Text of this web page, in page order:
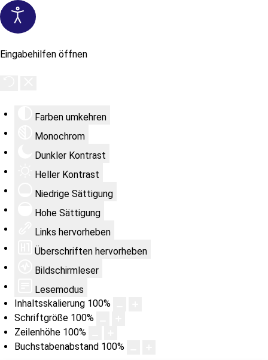
Eingabehilfen öffnen
Farben umkehren
Monochrom
Dunkler Kontrast
Heller Kontrast
Niedrige Sättigung
Hohe Sättigung
Links hervorheben
Überschriften hervorheben
Bildschirmleser
Lesemodus
Inhaltsskalierung 100%
Schriftgröße 100%
Zeilenhöhe 100%
Buchstabenabstand 100%